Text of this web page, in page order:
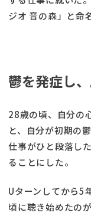
ジオ 音の森」と命
鬱を発症し
28歳の頃、自分の
と、自分が初期の
仕事がひと段落し
ることにした。
Uターンしてから5
頃に聴き始めたの